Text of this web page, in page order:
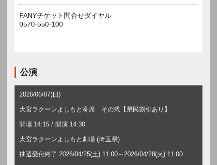
FANYチケット問合せダイヤル
0570-550-100
公演
2026/06/07(日)
大宮ラクーンよしもと寄席 その弐【県民割引あり】
開場 14:15 / 開演 14:30
大宮ラクーンよしもと劇場 (埼玉県)
抽選受付終了 2026/04/25(土) 11:00～2026/04/28(火) 11:00